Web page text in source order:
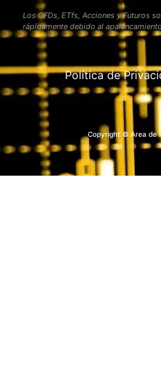
Los CFDs, ETfs, Acciones y Futuros
rápidamente debido al
Política de
Copyright © Area de